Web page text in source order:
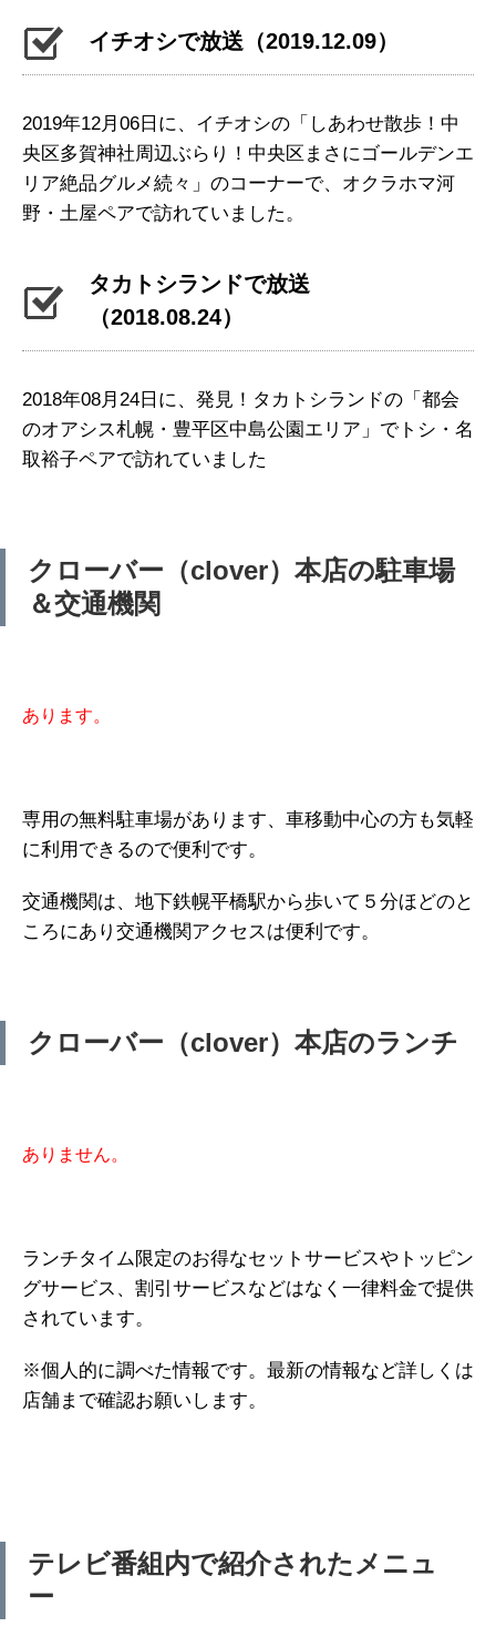
イチオシで放送（2019.12.09）
2019年12月06日に、イチオシの「しあわせ散歩！中
央区多賀神社周辺ぶらり！中央区まさにゴールデンエ
リア絶品グルメ続々」のコーナーで、オクラホマ河
野・土屋ペアで訪れていました。
タカトシランドで放送
（2018.08.24）
2018年08月24日に、発見！タカトシランドの「都会
のオアシス札幌・豊平区中島公園エリア」でトシ・名
取裕子ペアで訪れていました
クローバー（clover）本店の駐車場
＆交通機関
あります。
専用の無料駐車場があります、車移動中心の方も気軽
に利用できるので便利です。
交通機関は、地下鉄幌平橋駅から歩いて５分ほどのと
ころにあり交通機関アクセスは便利です。
クローバー（clover）本店のランチ
ありません。
ランチタイム限定のお得なセットサービスやトッピン
グサービス、割引サービスなどはなく一律料金で提供
されています。
※個人的に調べた情報です。最新の情報など詳しくは
店舗まで確認お願いします。
テレビ番組内で紹介されたメニュ
ー